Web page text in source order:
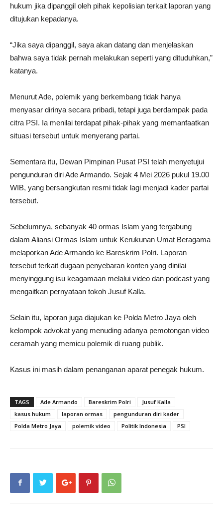
hukum jika dipanggil oleh pihak kepolisian terkait laporan yang
ditujukan kepadanya.
“Jika saya dipanggil, saya akan datang dan menjelaskan
bahwa saya tidak pernah melakukan seperti yang dituduhkan,”
katanya.
Menurut Ade, polemik yang berkembang tidak hanya
menyasar dirinya secara pribadi, tetapi juga berdampak pada
citra PSI. Ia menilai terdapat pihak-pihak yang memanfaatkan
situasi tersebut untuk menyerang partai.
Sementara itu, Dewan Pimpinan Pusat PSI telah menyetujui
pengunduran diri Ade Armando. Sejak 4 Mei 2026 pukul 19.00
WIB, yang bersangkutan resmi tidak lagi menjadi kader partai
tersebut.
Sebelumnya, sebanyak 40 ormas Islam yang tergabung
dalam Aliansi Ormas Islam untuk Kerukunan Umat Beragama
melaporkan Ade Armando ke Bareskrim Polri. Laporan
tersebut terkait dugaan penyebaran konten yang dinilai
menyinggung isu keagamaan melalui video dan podcast yang
mengaitkan pernyataan tokoh Jusuf Kalla.
Selain itu, laporan juga diajukan ke Polda Metro Jaya oleh
kelompok advokat yang menuding adanya pemotongan video
ceramah yang memicu polemik di ruang publik.
Kasus ini masih dalam penanganan aparat penegak hukum.
TAGS Ade Armando Bareskrim Polri
Jusuf Kalla
kasus hukum
laporan ormas
pengunduran diri kader
Polda Metro Jaya
polemik video Politik Indonesia PSI